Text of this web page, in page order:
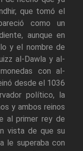
que tomó el
como un
aunque en
y el nombre de
al-Dawla y al-
con al-
desde el 1036
político, la
y ambos reinos
al primer rey de
vista de que su
le superaba con